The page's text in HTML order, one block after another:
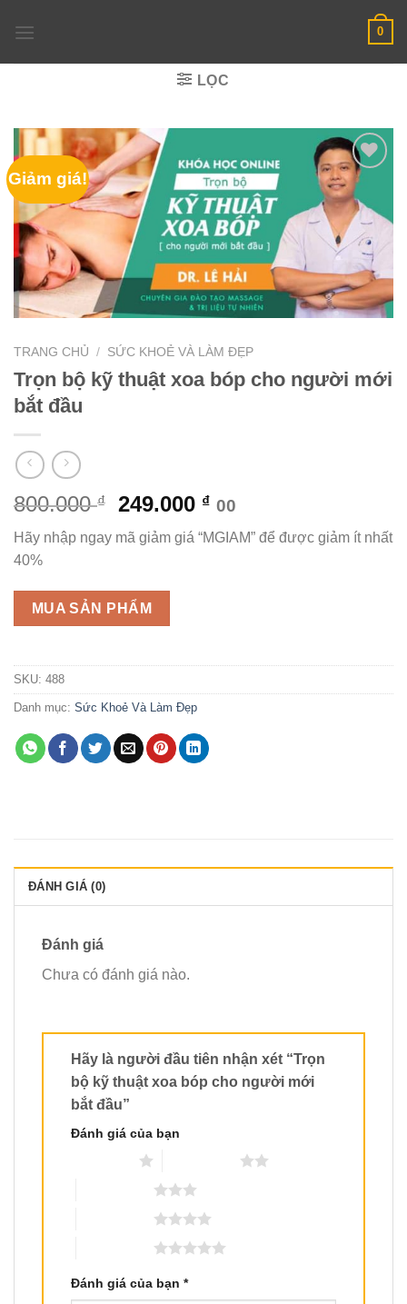
0
LỌC
Giảm giá!
TRANG CHỦ / SỨC KHOẺ VÀ LÀM ĐẸP
Trọn bộ kỹ thuật xoa bóp cho người mới
bắt đầu
800.000₫
Giá
gốc
là:
249.000 ₫Giá
tại
00
Hãy nhập ngay mã giảm giá “MGIAM” để được giảm ít nhất
40%
MUA SẢN PHẨM
SKU: 488
Danh mục: Sức Khoẻ Và Làm Đẹp
ĐÁNH GIÁ (0)
Đánh giá
Chưa có đánh giá nào.
Hãy là người đầu tiên nhận xét “Trọn
bộ kỹ thuật xoa bóp cho người mới
bắt đầu”
Đánh giá của bạn
Đánh giá của bạn *